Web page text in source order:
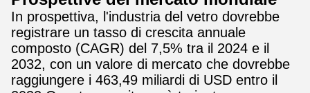
In prospettiva, l'industria del vetro dovrebbe
registrare un tasso di crescita annuale
composto (CAGR) del 7,5% tra il 2024 e il
2032, con un valore di mercato che dovrebbe
raggiungere i 463,49 miliardi di USD entro il